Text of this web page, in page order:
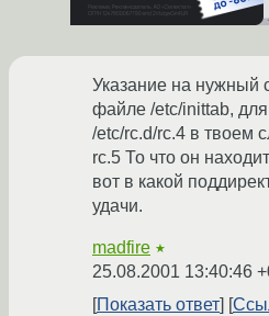
Указание на нужный
файле /etc/inittab,
/etc/rc.d/rc.4 в твоем
rc.5 То что он
вот в какой
удачи.
madfire ★
25.08.2001 13:40:46
Показать ответ